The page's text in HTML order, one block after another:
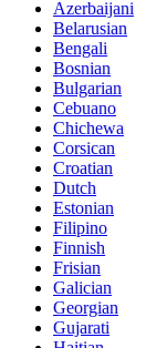
Azerbaijani
Belarusian
Bengali
Bosnian
Bulgarian
Cebuano
Chichewa
Corsican
Croatian
Dutch
Estonian
Filipino
Finnish
Frisian
Galician
Georgian
Gujarati